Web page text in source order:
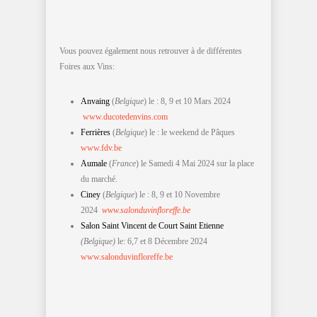
Vous pouvez également nous retrouver à de différentes
Foires aux Vins:
Anvaing (Belgique) le : 8, 9 et 10 Mars 2024
www.ducotedenvins.com
Ferrières (Belgique) le : le weekend de Pâques
www.fdv.be
Aumale (France) le Samedi 4 Mai 2024 sur la place
du marché.
Ciney (Belgique) le : 8, 9 et 10 Novembre
2024 www.salonduvinfloreffe.be
Salon Saint Vincent de Court Saint Etienne
(Belgique) le: 6,7 et 8 Décembre 2024
www.salonduvinfloreffe.be